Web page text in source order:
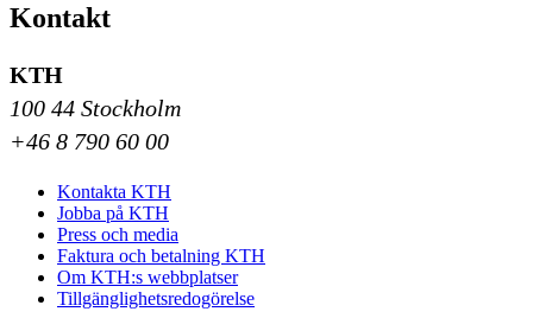
Kontakt
KTH
100 44 Stockholm
+46 8 790 60 00
Kontakta KTH
Jobba på KTH
Press och media
Faktura och betalning KTH
Om KTH:s webbplatser
Tillgänglighetsredogörelse